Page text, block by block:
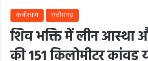
कबीरधाम छत्तीसगढ़
शिव भक्ति में लीन आस्था
की 151 किलोमीटर कांवड़